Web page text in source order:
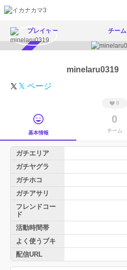
プレイヤー チーム
minelaru0319
𝕏 ページ
基本情報
0
0
チーム
ガチエリア
ガチヤグラ
ガチホコ
ガチアサリ
フレンドコー
ド
活動時間帯
よく使うブキ
配信URL